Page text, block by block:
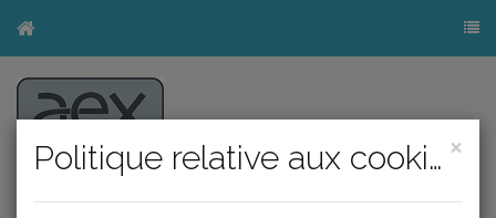
×
Politique relative aux cookies